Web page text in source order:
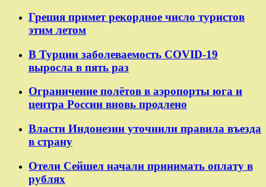
Греция примет рекордное число туристов
этим летом
В Турции заболеваемость COVID-19
выросла в пять раз
Ограничение полётов в аэропорты юга и
центра России вновь продлено
Власти Индонезии уточнили правила въезда
в страну
Отели Сейшел начали принимать оплату в
рублях